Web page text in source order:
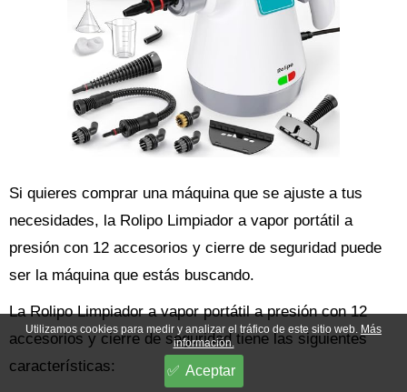
Si quieres comprar una máquina que se ajuste a tus
necesidades, la Rolipo Limpiador a vapor portátil a
presión con 12 accesorios y cierre de seguridad puede
ser la máquina que estás buscando.
La Rolipo Limpiador a vapor portátil a presión con 12
accesorios y cierre de seguridad tiene las siguientes
características:
Utilizamos cookies para medir y analizar el tráfico de este sitio web. Más
información.
Aceptar